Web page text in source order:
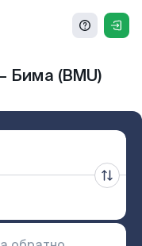
Бима (BMU)